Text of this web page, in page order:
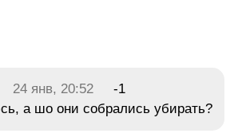
24 янв, 20:52
-1
а шо они собрались убирать?